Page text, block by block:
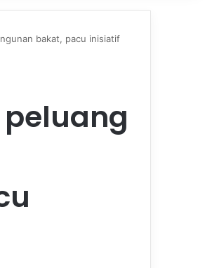
bakat, pacu inisiatif
peluang